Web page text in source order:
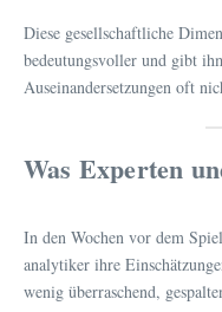
Diese gesellschaftliche
bedeutungsvoller und gibt
Auseinandersetzungen oft
Was Experten
In den Wochen vor dem
analytiker ihre
wenig überraschend,